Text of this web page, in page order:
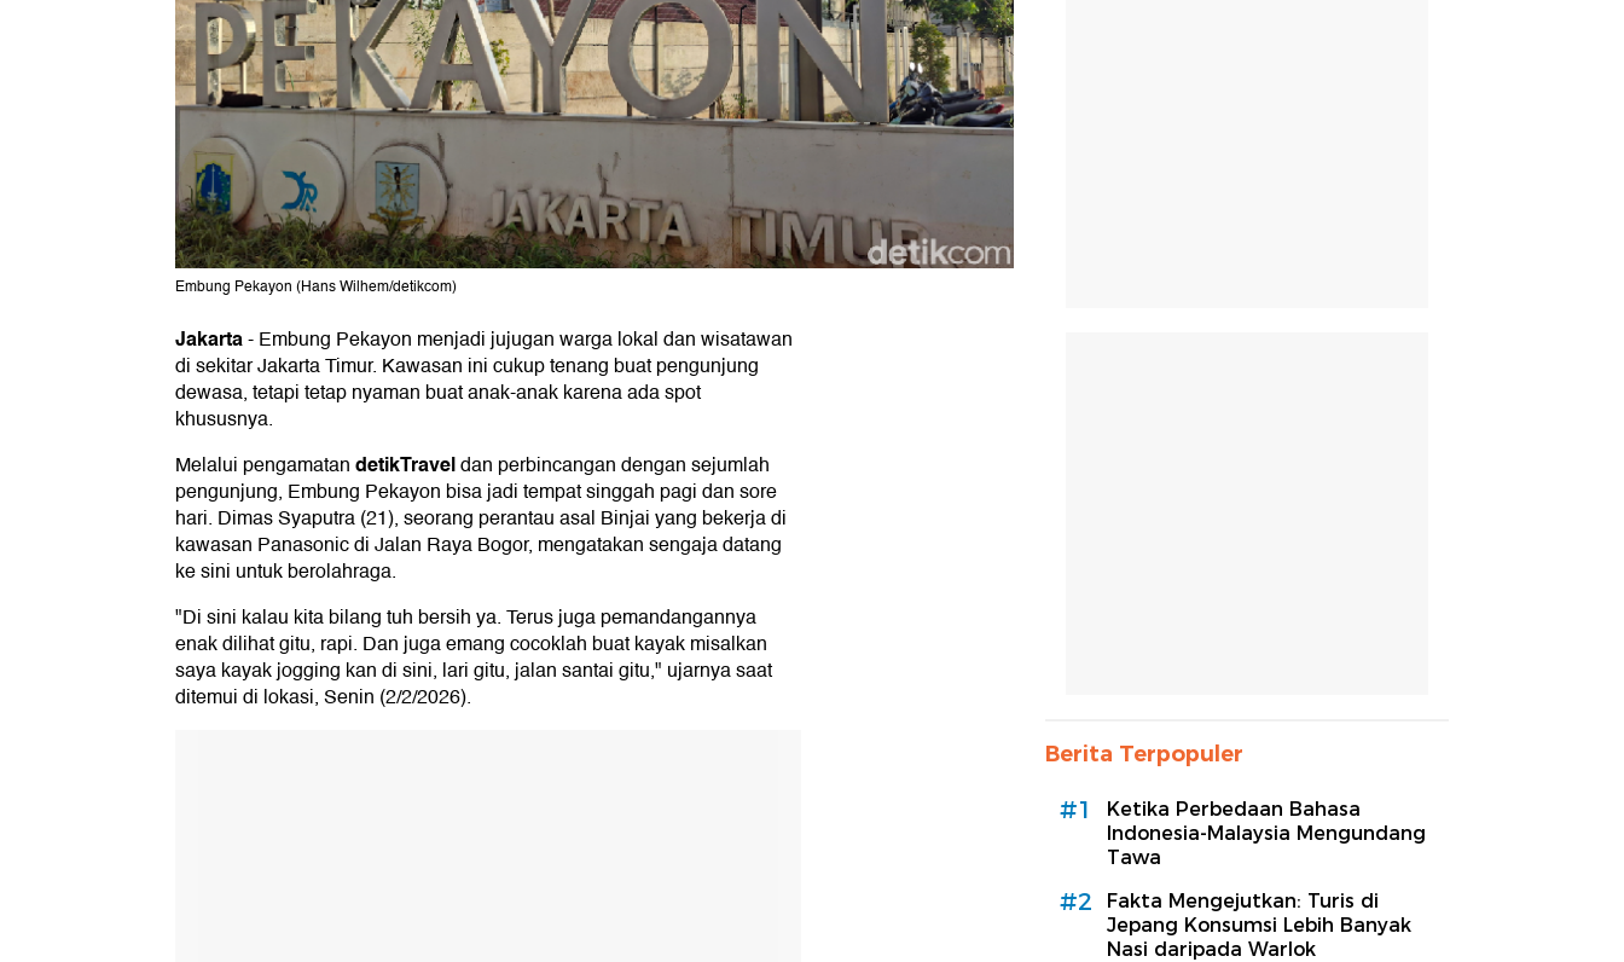
Embung Pekayon (Hans Wilhem/detikcom)
Jakarta-Embung Pekayon menjadi jujugan warga lokal dan wisatawan
di sekitar Jakarta Timur. Kawasan ini cukup tenang buat pengunjung
dewasa, tetapi tetap nyaman buat anak-anak karena ada spot
khususnya.
Melalui pengamatandetikTraveldan perbincangan dengan sejumlah
pengunjung, Embung Pekayon bisa jadi tempat singgah pagi dan sore
hari. Dimas Syaputra (21), seorang perantau asal Binjai yang bekerja di
kawasan Panasonic di Jalan Raya Bogor, mengatakan sengaja datang
ke sini untuk berolahraga.
"Di sini kalau kita bilang tuh bersih ya. Terus juga pemandangannya
enak dilihat gitu, rapi. Dan juga emang cocoklah buat kayak misalkan
saya kayak jogging kan di sini, lari gitu, jalan santai gitu," ujarnya saat
ditemui di lokasi, Senin (2/2/2026).
Berita Terpopuler
#1
Ketika Perbedaan Bahasa
Indonesia-Malaysia Mengundang
Tawa
#2
Fakta Mengejutkan: Turis di
Jepang Konsumsi Lebih Banyak
Nasi daripada Warlok